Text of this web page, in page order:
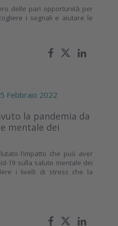
delle pari opportunità per
i segnali e aiutare le
Febbraio 2022
la pandemia da
mentale dei
l’impatto che può aver
19 sulla salute mentale dei
i livelli di stress che la